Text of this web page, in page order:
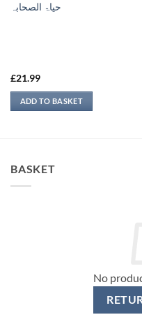
حیاۃ الصحابہ
£21.99
ADD TO BASKET
BASKET
No